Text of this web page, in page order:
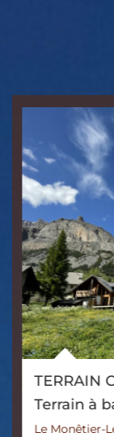
Terrain
Terrain à
La Salle-Les-